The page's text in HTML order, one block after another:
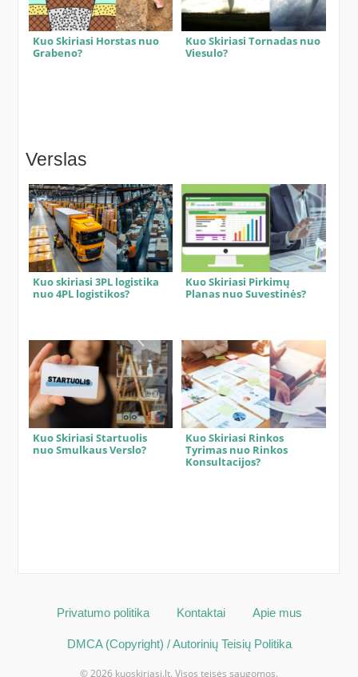
Kuo Skiriasi Horstas nuo
Grabeno?
Kuo Skiriasi Tornadas nuo
Viesulo?
Verslas
Kuo skiriasi 3PL logistika
nuo 4PL logistikos?
Kuo Skiriasi Pirkimų
Planas nuo Suvestinės?
Kuo Skiriasi Startuolis
nuo Smulkaus Verslo?
Kuo Skiriasi Rinkos
Tyrimas nuo Rinkos
Konsultacijos?
Privatumo politika Kontaktai Apie mus
DMCA (Copyright) / Autorinių Teisių Politika
© 2026 kuoskiriasi.lt. Visos teisės saugomos.